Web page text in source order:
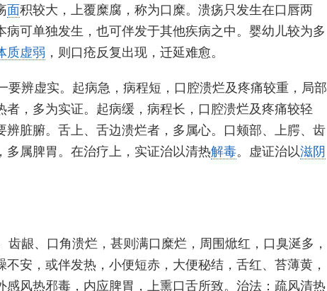
面积较大，上覆糜腐，称为口糜。溃疡只发生在口唇两
病可单独发生，也可伴发于其他疾病之中。婴幼儿较为多
质虚弱 ，则口疮反复出现，迁延难愈。
要辨虚实。起病急，病程短，口腔溃烂及疼痛较重，局部
者，多为实证。起病缓，病程长，口腔溃烂及疼痛较轻
辨脏腑。舌上、舌边溃烂者，多属心。口颊部、上腭、齿
多属脾胃。在治疗上，实证治以清热解毒。虚证治以滋阴
齿龈、口角溃烂，甚则满口糜烂，周围焮红，口臭涎多，
不安，或伴发热，小便短赤，大便秘结，舌红、苔薄黄，
感风热邪毒，内应脾胃，上熏口舌所致。治法：疏风清热